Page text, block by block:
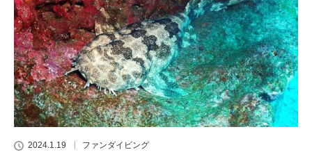
2024.1.19 ファンダイビング